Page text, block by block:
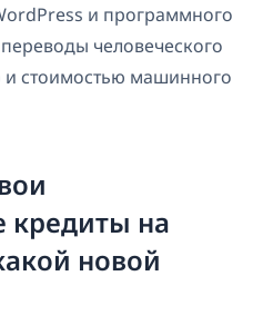
и программного
человеческого
и стоимостью машинного
кредиты на
новой